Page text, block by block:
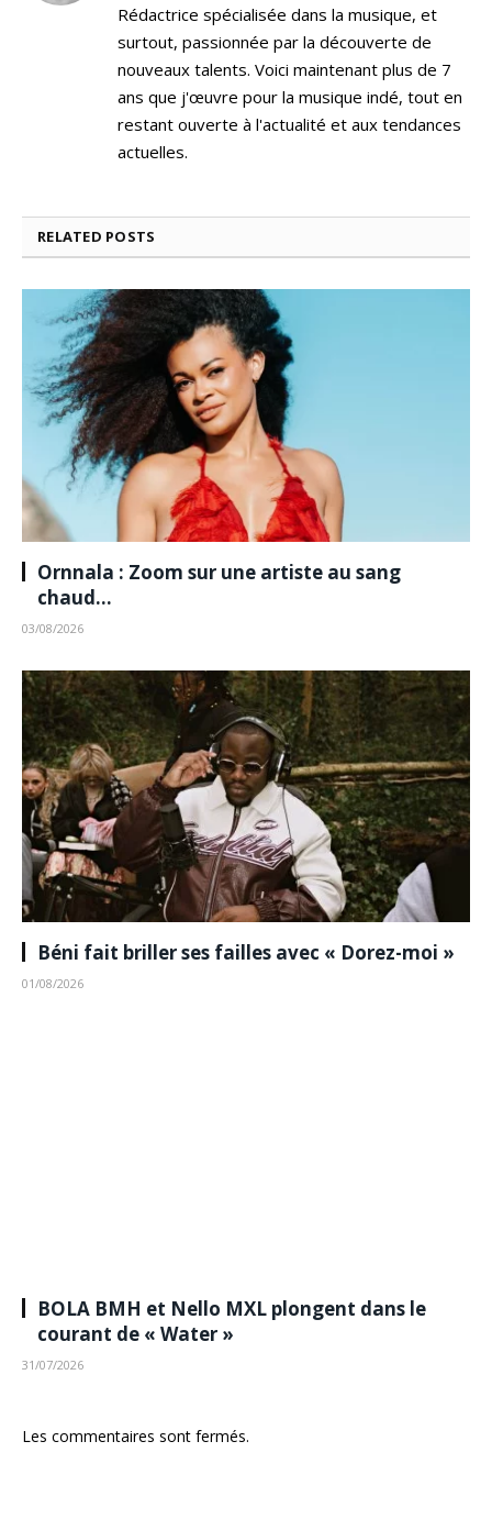
Rédactrice spécialisée dans la musique, et
surtout, passionnée par la découverte de
nouveaux talents. Voici maintenant plus de 7
ans que j'œuvre pour la musique indé, tout en
restant ouverte à l'actualité et aux tendances
actuelles.
RELATED POSTS
Ornnala : Zoom sur une artiste au sang
chaud…
03/08/2026
Béni fait briller ses failles avec « Dorez-moi »
01/08/2026
BOLA BMH et Nello MXL plongent dans le
courant de « Water »
31/07/2026
Les commentaires sont fermés.